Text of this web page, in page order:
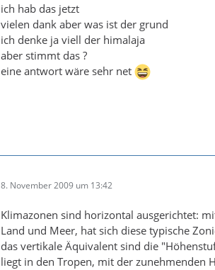
ich hab das jetzt
vielen dank aber was ist der grund
ich denke ja viell der himalaja
aber stimmt das ?
eine antwort wäre sehr net
8. November 2009 um 13:42
Klimazonen sind horizontal ausgerichtet:
Land und Meer, hat sich diese typische
das vertikale Äquivalent sind die
liegt in den Tropen, mit der zunehmenden